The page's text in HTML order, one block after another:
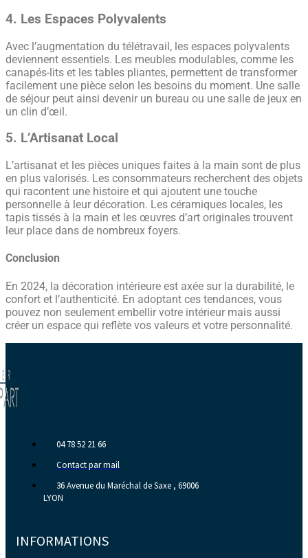
4. Les Espaces Polyvalents
Avec l’augmentation du télétravail, les espaces polyvalents
deviennent essentiels. Les meubles modulables, comme les
canapés-lits et les tables pliantes, permettent de transformer
facilement une pièce selon les besoins du moment. Une salle
de séjour peut ainsi devenir un bureau ou une salle de jeux en
un clin d’œil.
5. L’Artisanat Local
L’artisanat et les pièces uniques faites à la main sont de plus
en plus valorisés. Les consommateurs recherchent des objets
qui racontent une histoire et qui ajoutent une touche
personnelle à leur décoration. Les céramiques locales, les
tapis tissés à la main et les œuvres d’art originales trouvent
leur place dans de nombreux foyers.
Conclusion
En 2024, la décoration intérieure est axée sur la durabilité, le
confort et l’authenticité. En adoptant ces tendances, vous
pouvez non seulement embellir votre intérieur mais aussi
créer un espace qui reflète vos valeurs et votre personnalité.
04 78 52 21 66
Contact par mail
36 Avenue du Maréchal de Saxe , 69006
LYON
INFORMATIONS